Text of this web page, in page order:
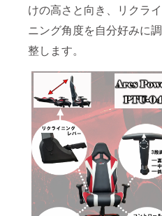
けの高さと向き、リクライ
ニング角度を自分好みに調
整します。